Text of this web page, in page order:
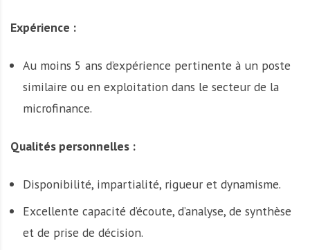
Expérience :
Au moins 5 ans d’expérience pertinente à un poste
similaire ou en exploitation dans le secteur de la
microfinance.
Qualités personnelles :
Disponibilité, impartialité, rigueur et dynamisme.
Excellente capacité d’écoute, d’analyse, de synthèse
et de prise de décision.